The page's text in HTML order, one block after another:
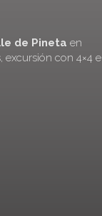
de Pineta en
excursión con 4×4 e